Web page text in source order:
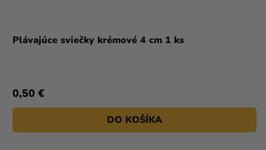
Plávajúce sviečky krémové 4 cm 1 ks
0,50 €
DO KOŠÍKA